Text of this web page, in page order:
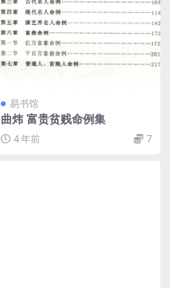
易书馆
曲炜 富贵贫贱命例集
4 年前 7